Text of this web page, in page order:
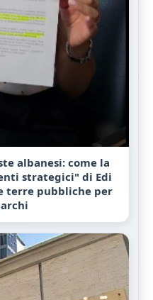
albanesi: come la
strategici" di Edi
terre pubbliche per